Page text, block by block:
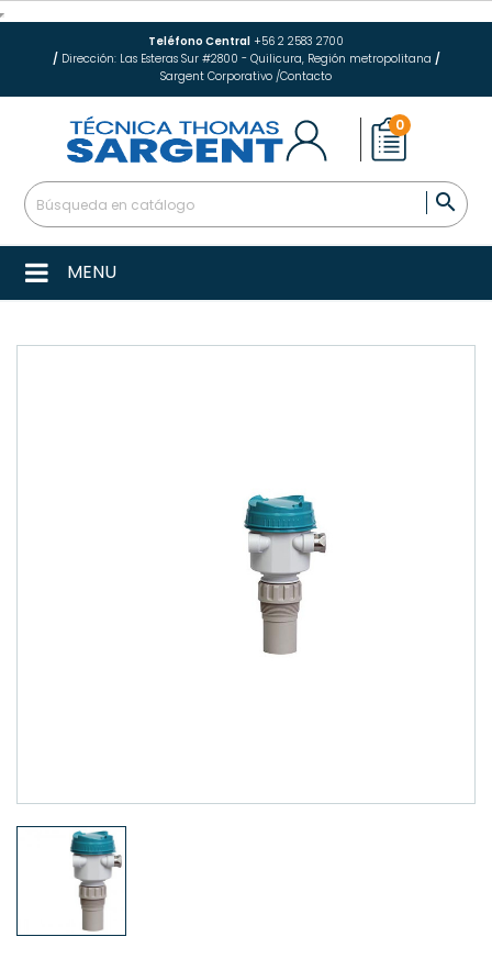
Teléfono Central +56 2 2583 2700
/Dirección: Las Esteras Sur #2800 - Quilicura, Región metropolitana /
Sargent Corporativo /Contacto
0

MENU